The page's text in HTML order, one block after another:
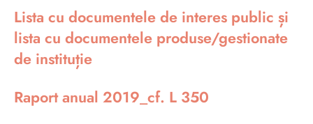
Lista cu documentele de interes public și
lista cu documentele produse/gestionate
de instituție
Raport anual 2019_cf. L 350